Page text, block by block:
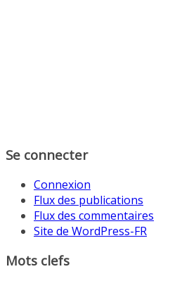
Se connecter
Connexion
Flux des publications
Flux des commentaires
Site de WordPress-FR
Mots clefs